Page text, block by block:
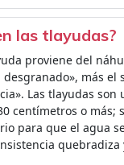
las tlayudas?
proviene del
más el
Las tlayudas
centímetros o más;
para que el agua
quebradiza